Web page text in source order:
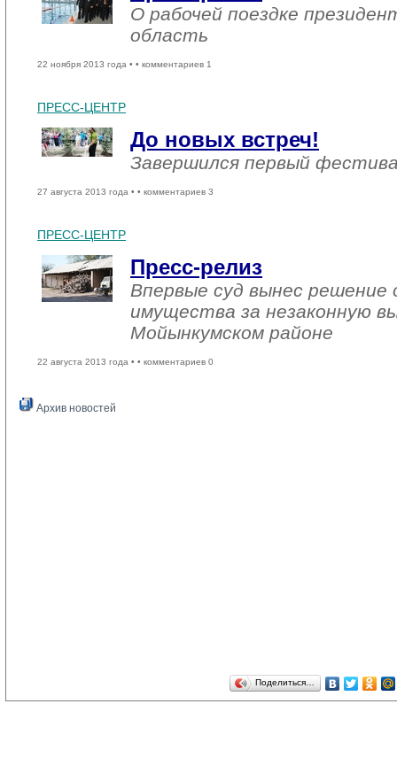
О рабочей поездке
область
22 ноября 2013 года • • комментариев 1
ПРЕСС-ЦЕНТР
До новых встреч!
Завершился первый
27 августа 2013 года • • комментариев 3
ПРЕСС-ЦЕНТР
Пресс-релиз
Впервые суд вынес решение
имущества за незаконную
Мойынкумском районе
22 августа 2013 года • • комментариев 0
Архив новостей
Поделиться…